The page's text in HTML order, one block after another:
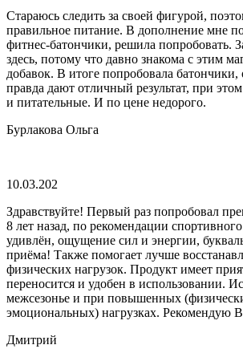
Стараюсь следить за своей фигурой,
правильное питание. В дополнение мне
фитнес-батончики, решила попробовать.
здесь, потому что давно знакома с этим
добавок. В итоге попробовала батончики,
правда дают отличный результат, при
и питательные. И по цене недорого.
Бурлакова Ольга
10.03.202
Здравствуйте! Первый раз попробовал
8 лет назад, по рекомендации
удивлён, ощущение сил и энергии,
приёма! Также помогает лучше
физических нагрузок. Продукт имеет
переносится и удобен в использовании.
межсезонье и при повышенных
эмоциональных) нагрузках. Рекомендую
Дмитрий